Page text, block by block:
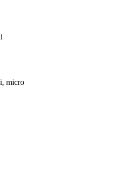
micro